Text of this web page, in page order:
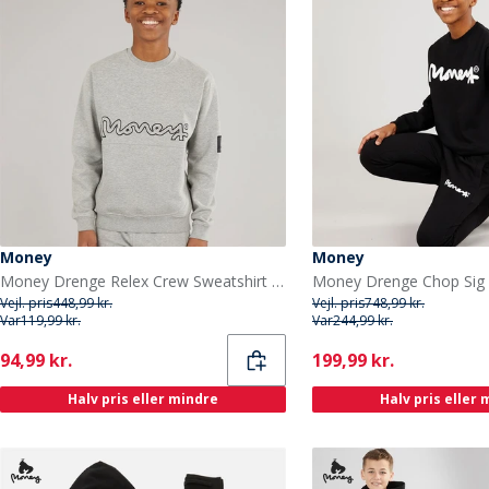
Money
Money Drenge Relex Crew Sweatshirt Grå
Vejl. pris448,99 kr.
Var119,99 kr.
Current
94,99 kr.
Halv pris eller mindre
Money
Vejl. pris748,99 kr.
Var244,99 kr.
Current
199,99 kr.
Halv pris eller